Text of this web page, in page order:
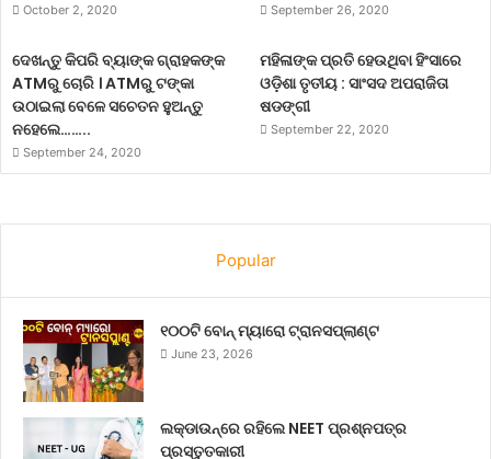
October 2, 2020 September 26, 2020
ଦେଖନ୍ତୁ କିପରି ବ୍ୟାଙ୍କ ଗ୍ରାହକଙ୍କ
ATMରୁ ଚୋରି । ATMରୁ ଟଙ୍କା
ଉଠାଇଲା ବେଳେ ସଚେତନ ହୁଅନ୍ତୁ
ନହେଲେ……..
September 24, 2020
ମହିଳାଙ୍କ ପ୍ରତି ହେଉଥିବା ହିଂସାରେ
ଓଡ଼ିଶା ତୃତୀୟ : ସାଂସଦ ଅପରାଜିତା
ଷଡଙ୍ଗୀ
September 22, 2020
Popular
୧୦୦ଟି ବୋନ୍ ମ୍ୟାରୋ ଟ୍ରାନସପ୍ଲାଣ୍ଟ
June 23, 2026
ଲକ୍‌ଡାଉନ୍‌ରେ ରହିଲେ NEET ପ୍ରଶ୍ନପତ୍ର
ପ୍ରସ୍ତୁତକାରୀ